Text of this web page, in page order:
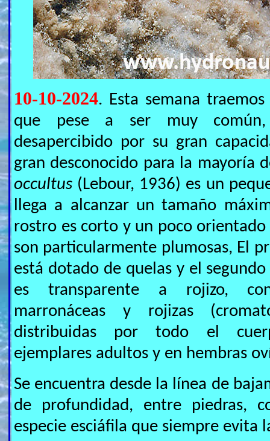
10-10-2024. Esta semana
que pese a ser muy común,
desapercibido por su gran
gran desconocido para la mayoría
occultus (Lebour, 1936) es un
llega a alcanzar un tamaño
rostro es corto y un poco orientado
son particularmente plumosas, El
está dotado de quelas y el
es transparente a rojizo,
marronáceas y rojizas
distribuidas por todo el
ejemplares adultos y en hembras
Se encuentra desde la línea de
de profundidad, entre piedras,
especie esciáfila que siempre evita